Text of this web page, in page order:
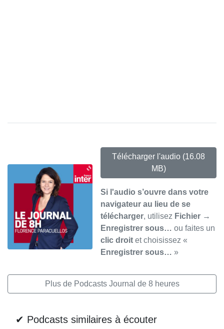
Télécharger l'audio (16.08
MB)
Si l'audio s’ouvre dans votre
navigateur au lieu de se
télécharger, utilisez Fichier →
Enregistrer sous… ou faites un
clic droit et choisissez «
Enregistrer sous… »
Plus de Podcasts Journal de 8 heures
✔ Podcasts similaires à écouter